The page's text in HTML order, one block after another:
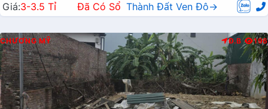
Giá:3-3.5 Tỉ Đã Có Sổ Thành Đất Ven Đô→
CHƯƠNG MỸ Đ.B 196